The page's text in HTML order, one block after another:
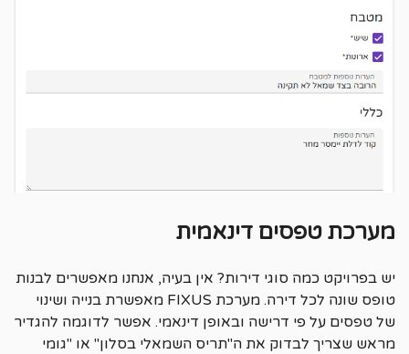
מערכת טפסים דינאמית
יש בפרויקט כמה סוגי דירות? אין בעיה, אנחנו מאפשרים לבנות
טופס שונה לכל דירה. מערכת FIXUS מאפשרת בנייה ושינוי
של טפסים על פי דרישה ובאופן דינאמי. אפשר לדוגמה להגדיר
מראש שצריך לבדוק את ה"תריס השמאלי בסלון" או "גומי